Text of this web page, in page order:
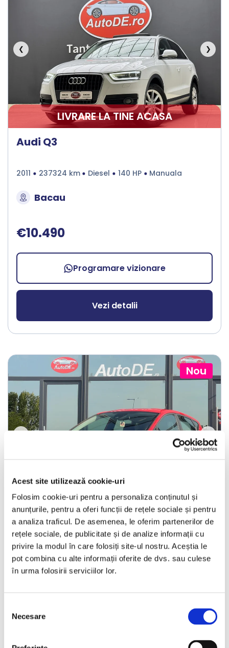
Acest site utilizează cookie-uri
Folosim cookie-uri pentru a personaliza conținutul și
anunțurile, pentru a oferi funcții de rețele sociale și pentru
a analiza traficul. De asemenea, le oferim partenerilor de
rețele sociale, de publicitate și de analize informații cu
privire la modul în care folosiți site-ul nostru. Aceștia le
pot combina cu alte informații oferite de dvs. sau culese
în urma folosirii serviciilor lor.
consimțământului
Necesare
❮ ❯
LIVRARE LA TINE ACASA
Audi Q3
2011 237324 km Diesel 140 HP Manuala
Bacau
€10.490
Programare vizionare
Vezi detalii
Nou
❮ ❯
LIVRARE LA TINE ACASA
Ford Fiesta
2021 136150 km Diesel 100 HP Manuala
€6.990 TVA inclus si Deductibil